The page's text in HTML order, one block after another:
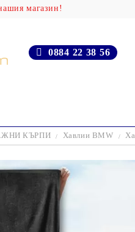
магазин!
0884 22 38 56
КЪРПИ Хавлии BMW